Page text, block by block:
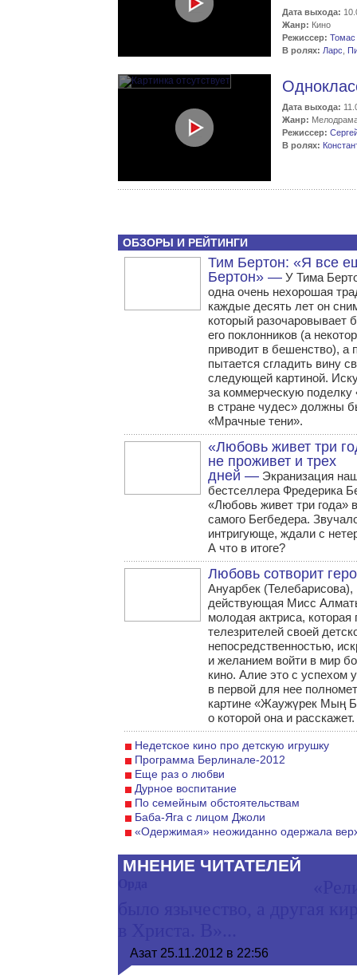
Дата выхода:
Жанр: Кино
Режиссер: Томас
В ролях: Ларс
Дата выхода:
Жанр:
Режиссер:
В ролях:
ОБЗОРЫ И РЕЙТИНГИ
Тим Бертон: «Я все
Бертон» — У Тима
одна очень нехорошая
каждые десять лет он
который разочаровывает
его поклонников (а
приводит в бешенство), а
пытается сгладить вину
следующей картиной.
за коммерческую поделку
в стране чудес» должны
«Мрачные тени».
«Любовь живет три
не проживет и трех
дней — Экранизация
бестселлера Фредерика
«Любовь живет три года»
самого Бегбедера.
интригующе, ждали с
А что в итоге?
Любовь сотворит
Ануарбек (Телебарисова),
действующая Мисс
молодая актриса, которая
телезрителей своей
непосредственностью,
и желанием войти в мир
кино. Алие это с успехом
в первой для нее
картине «Жаужүрек Мың
о которой она и расскажет.
Недетское кино про детскую игрушку
Программа Берлинале-2012
Еще раз о любви
Дурное воспитание
По семейным обстоятельствам
Баба-Яга с лицом Джоли
«Одержимая» неожиданно одержала
МНЕНИЕ ЧИТАТЕЛЕЙ
Азат 25.11.2012 в 22:56